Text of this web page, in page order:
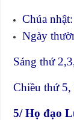
Chúa
Ngày
Sáng thứ
Chiều thứ
5/ Họ đạo